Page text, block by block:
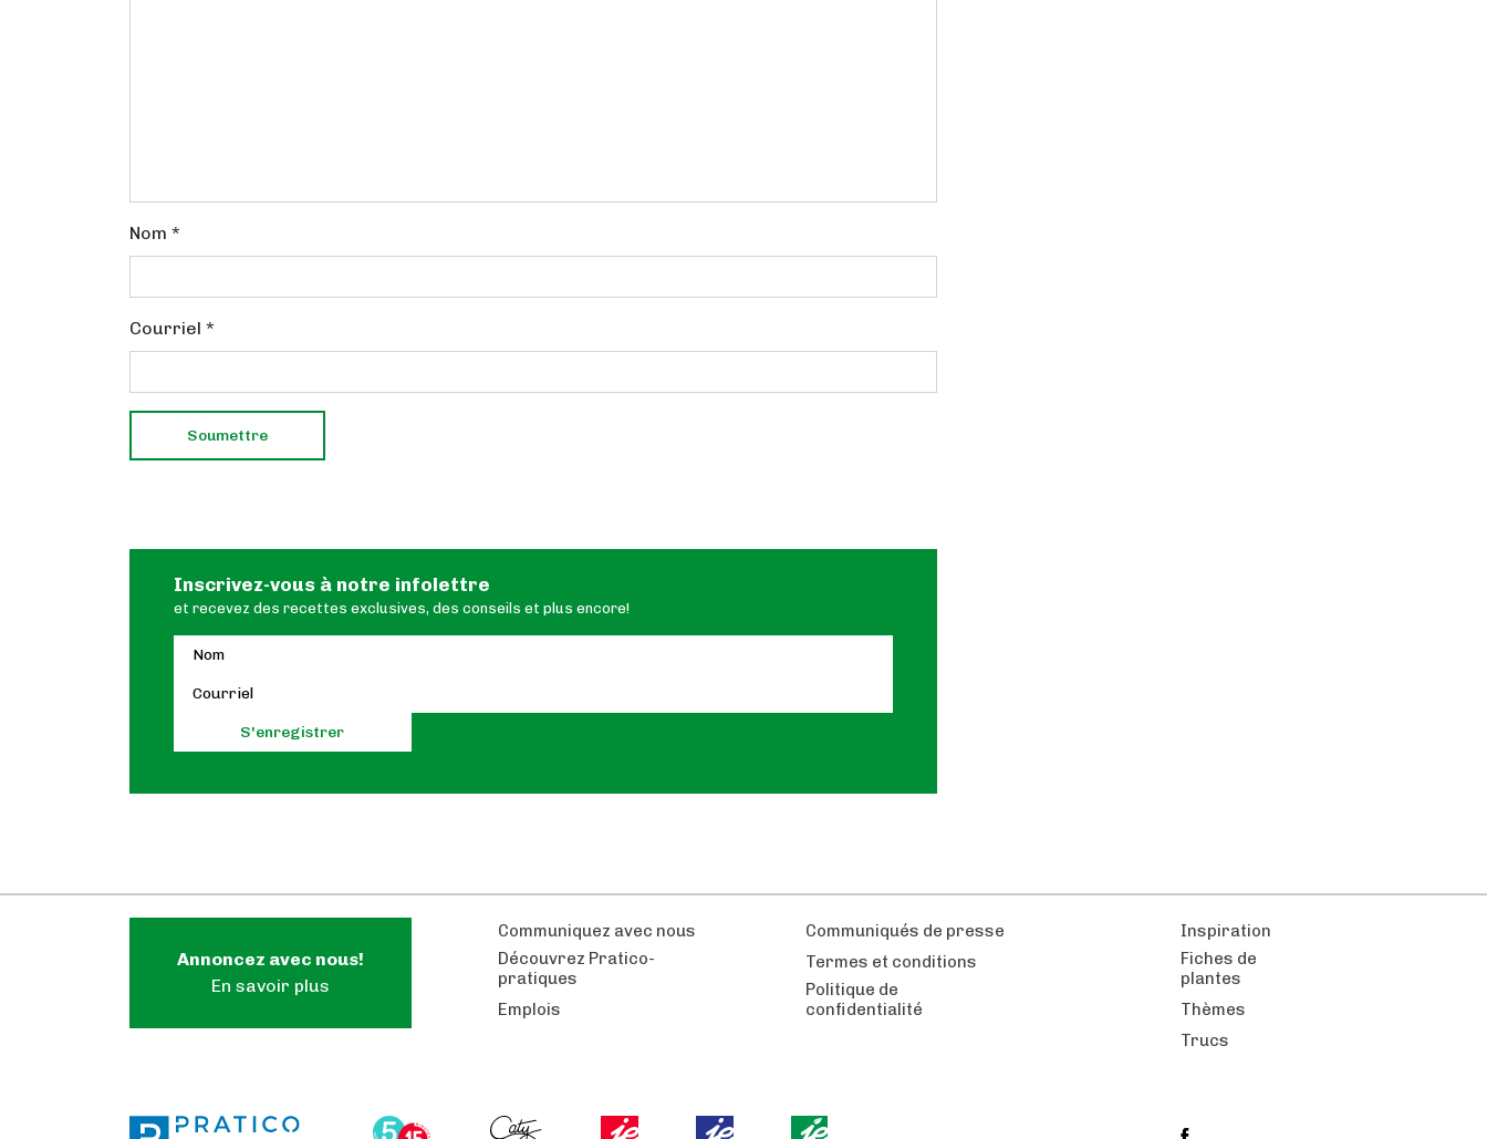
Nom *
Courriel *
Inscrivez-vous à notre infolettre
et recevez des recettes exclusives, des conseils et plus encore!
Annoncez avec nous!
En savoir plus
Communiquez avec nous
Découvrez Pratico-
pratiques
Emplois
Communiqués de presse
Termes et conditions
Politique de
confidentialité
Inspiration
Fiches de
plantes
Thèmes
Trucs